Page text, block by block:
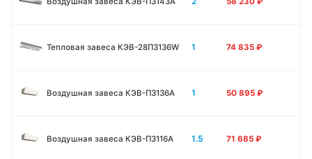
Тепловая завеса КЭВ-28П3136W 1 74 835 ₽
Воздушная завеса КЭВ-П3136A 1 50 895 ₽
Воздушная завеса КЭВ-П3116A 1.5 71 685 ₽